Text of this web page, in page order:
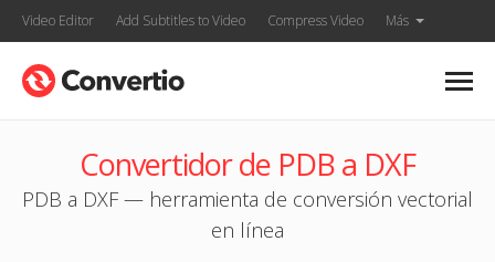
Video Editor Add Subtitles to Video Compress Video Más
Convertidor de PDB a DXF
PDB a DXF — herramienta de conversión vectorial
en línea